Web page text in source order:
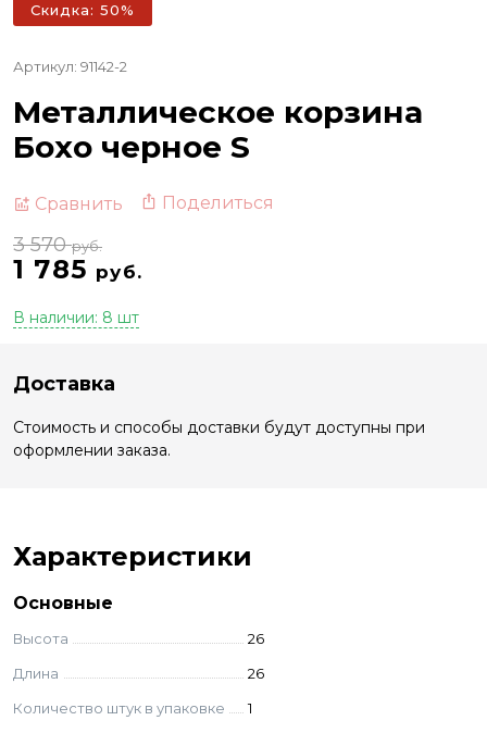
Скидка: 50%
Артикул: 91142-2
Металлическое корзина
Бохо черное S
Сравнить Поделиться
1 785 руб.
3 570руб.
В наличии: 8 шт
Доставка
Стоимость и способы доставки будут доступны при
оформлении заказа.
Характеристики
Основные
Высота
26
Длина
26
Количество штук в упаковке
1